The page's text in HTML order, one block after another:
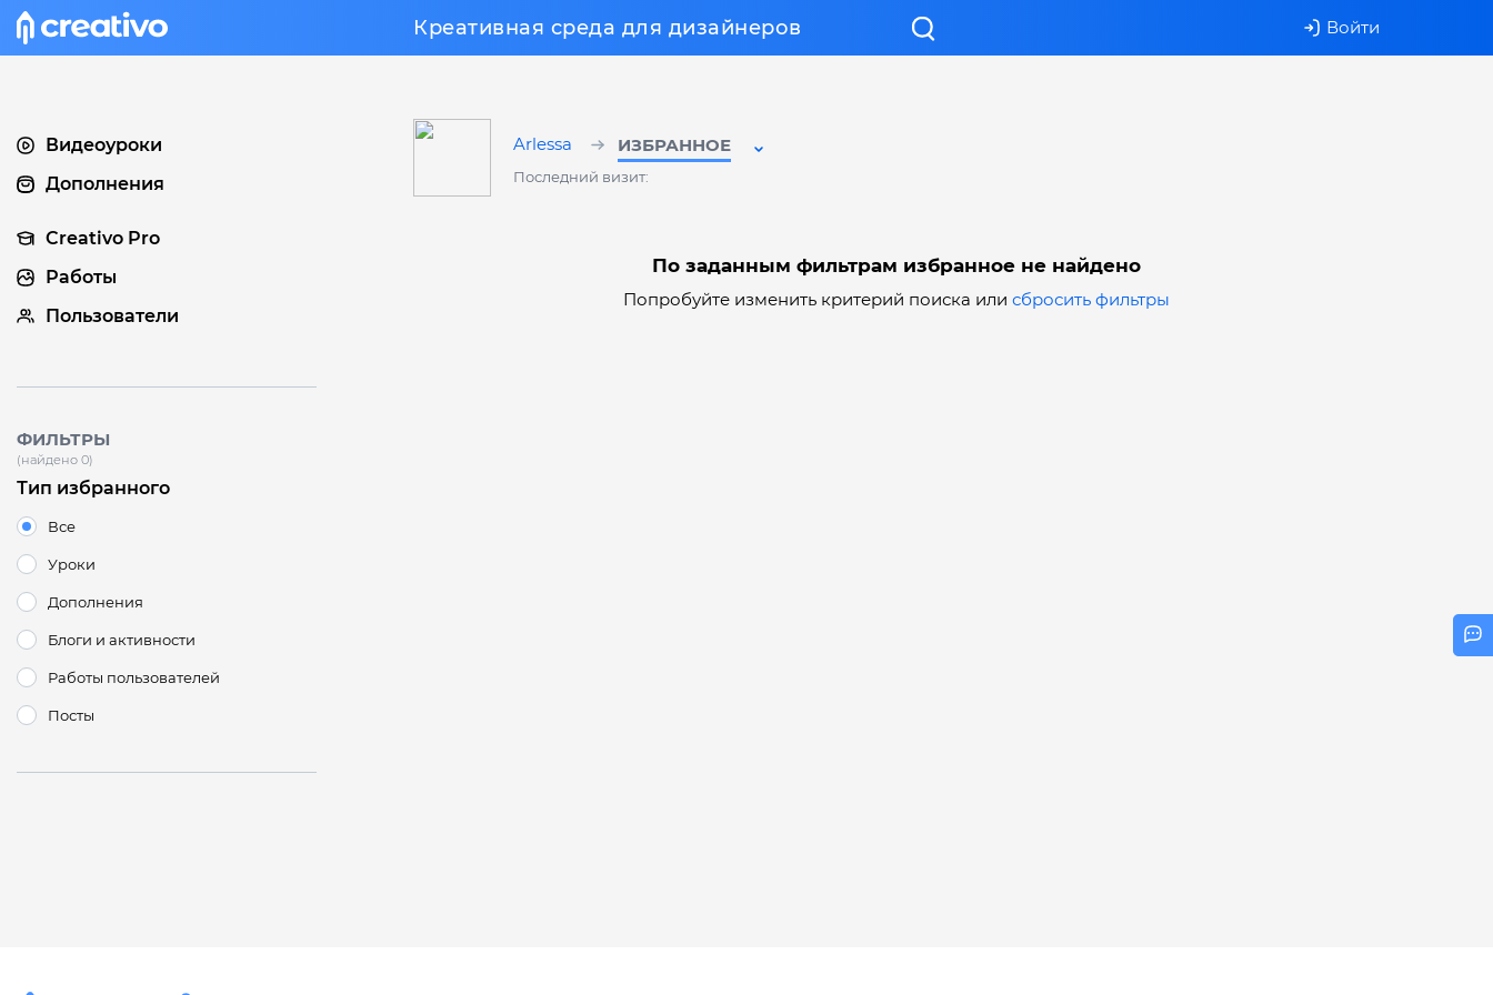
Креативная среда для дизайнеров Войти
Arlessa
Последний визит:
ИЗБРАННОЕ
По заданным фильтрам избранное не найдено
Попробуйте изменить критерий поиска илисбросить фильтры
Видеоуроки
Дополнения
Creativo Pro
Работы
Пользователи
ФИЛЬТРЫ
(найдено 0)
Тип избранного
Все
Уроки
Дополнения
Блоги и активности
Работы пользователей
Посты